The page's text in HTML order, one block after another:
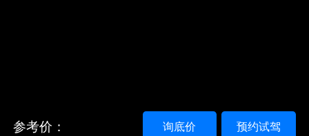
参考价： 预约试驾
询底价